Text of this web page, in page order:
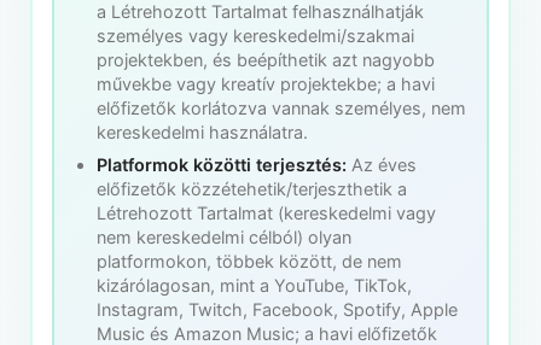
a Létrehozott Tartalmat felhasználhatják
személyes vagy kereskedelmi/szakmai
projektekben, és beépíthetik azt nagyobb
művekbe vagy kreatív projektekbe; a havi
előfizetők korlátozva vannak személyes, nem
kereskedelmi használatra.
Platformok közötti terjesztés: Az éves
előfizetők közzétehetik/terjeszthetik a
Létrehozott Tartalmat (kereskedelmi vagy
nem kereskedelmi célból) olyan
platformokon, többek között, de nem
kizárólagosan, mint a YouTube, TikTok,
Instagram, Twitch, Facebook, Spotify, Apple
Music és Amazon Music; a havi előfizetők